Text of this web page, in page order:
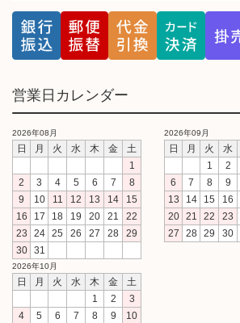
営業日カレンダー
2026年08月
日 月 火 水 木 金
土
1
2
3 4 5 6 7
8
9
10 11 12 13 14
15
16
17 18 19 20 21
22
23
24 25 26 27 28
29
30
31
2026年09月
日 月 火 水
1
2
6
7 8 9
13
14 15 16
20
21 22 23
27
28 29 30
2026年10月
日 月 火 水 木 金
土
1
2
3
4
5 6 7 8 9 10